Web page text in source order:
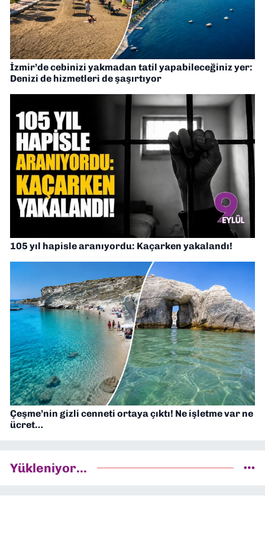
İzmir’de cebinizi yakmadan tatil yapabileceğiniz yer:
Denizi de hizmetleri de şaşırtıyor
105 yıl hapisle aranıyordu: Kaçarken yakalandı!
Çeşme’nin gizli cenneti ortaya çıktı! Ne işletme var ne
ücret…
Yükleniyor...